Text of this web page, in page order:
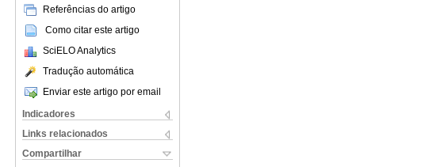
Referências do artigo
Como citar este artigo
SciELO Analytics
Tradução automática
Enviar este artigo por email
Indicadores
Links relacionados
Compartilhar